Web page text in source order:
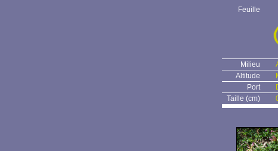
Feuille
Milieu
Altitude
Port
Taille (cm)